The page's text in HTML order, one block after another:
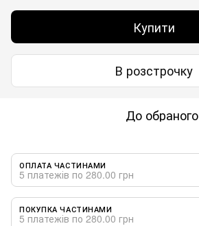
Купити
В розстрочку
До обраного
ОПЛАТА ЧАСТИНАМИ
5 платежів по 280.00 грн
ПОКУПКА ЧАСТИНАМИ
5 платежів по 280.00 грн